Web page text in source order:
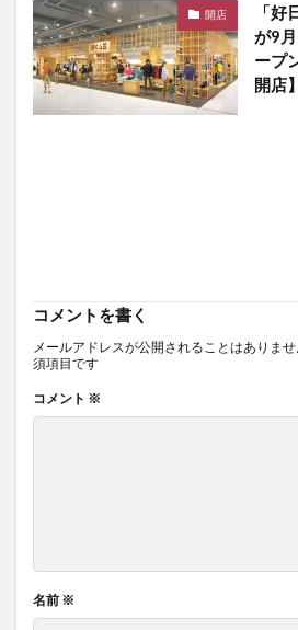
開店
「
が9
ープ
開店】
コメントを書く
メールアドレスが公開されることはありませ
須項目です
コメント ※
名前 ※